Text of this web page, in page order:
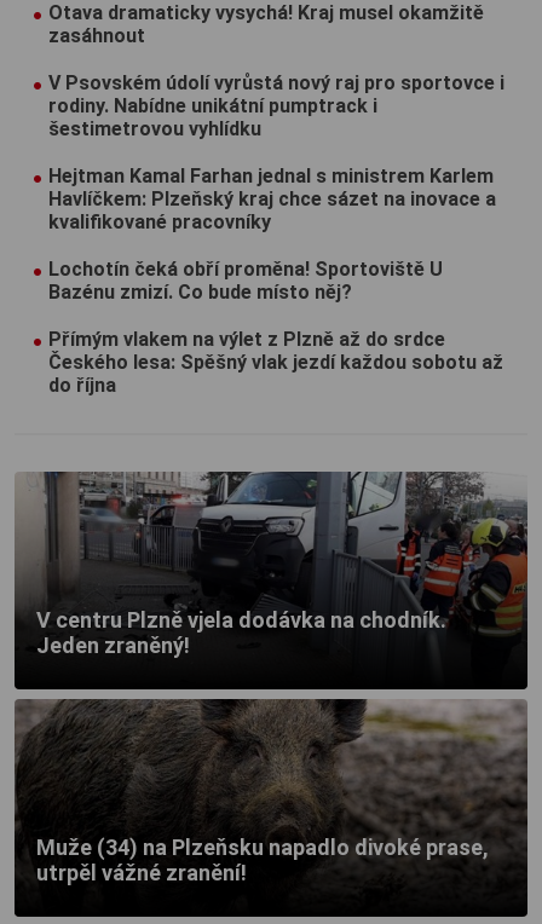
Otava dramaticky vysychá! Kraj musel okamžitě
zasáhnout
V Psovském údolí vyrůstá nový raj pro sportovce i
rodiny. Nabídne unikátní pumptrack i
šestimetrovou vyhlídku
Hejtman Kamal Farhan jednal s ministrem Karlem
Havlíčkem: Plzeňský kraj chce sázet na inovace a
kvalifikované pracovníky
Lochotín čeká obří proměna! Sportoviště U
Bazénu zmizí. Co bude místo něj?
Přímým vlakem na výlet z Plzně až do srdce
Českého lesa: Spěšný vlak jezdí každou sobotu až
do října
V centru Plzně vjela dodávka na chodník.
Jeden zraněný!
Muže (34) na Plzeňsku napadlo divoké prase,
utrpěl vážné zranění!